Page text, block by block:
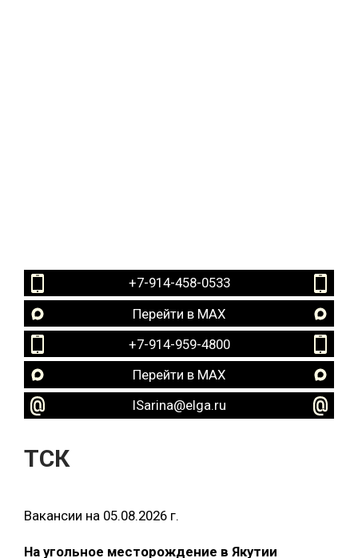
+7-914-458-0533
Перейти в MAX
+7-914-959-4800
Перейти в MAX
ISarina@elga.ru
ТСК
Вакансии на 05.08.2026 г.
На угольное месторождение в Якутии